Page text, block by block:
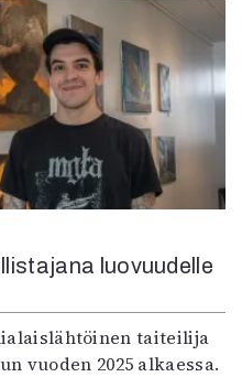
luovuudelle
taiteilija
vuoden 2025 alkaessa.